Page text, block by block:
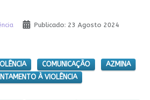
Publicado: 23 Agosto 2024
COMUNICAÇÃO
AZMINA
À VIOLÊNCIA